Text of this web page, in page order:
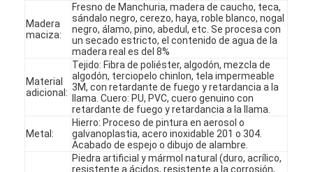
En casa
Madera
maciza:
Fresno de Manchuria, madera de caucho, teca,
sándalo negro, cerezo, haya, roble blanco, nogal
negro, álamo, pino, abedul, etc. Se procesa con
un secado estricto, el contenido de agua de la
madera real es del 8%
Material
adicional:
Tejido: Fibra de poliéster, algodón, mezcla de
algodón, terciopelo chinlon, tela impermeable
3M, con retardante de fuego y retardancia a la
llama. Cuero: PU, PVC, cuero genuino con
retardante de fuego y retardancia a la llama.
Metal:
Hierro: Proceso de pintura en aerosol o
galvanoplastia, acero inoxidable 201 o 304.
Acabado de espejo o dibujo de alambre.
Piedra artificial y mármol natural (duro, acrílico,
resistente a ácidos, resistente a la corrosión,